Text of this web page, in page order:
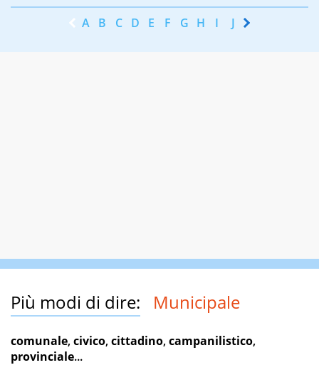
A B C D E F G H I J K
Più modi di dire: Municipale
comunale,civico,cittadino,campanilistico,
provinciale...